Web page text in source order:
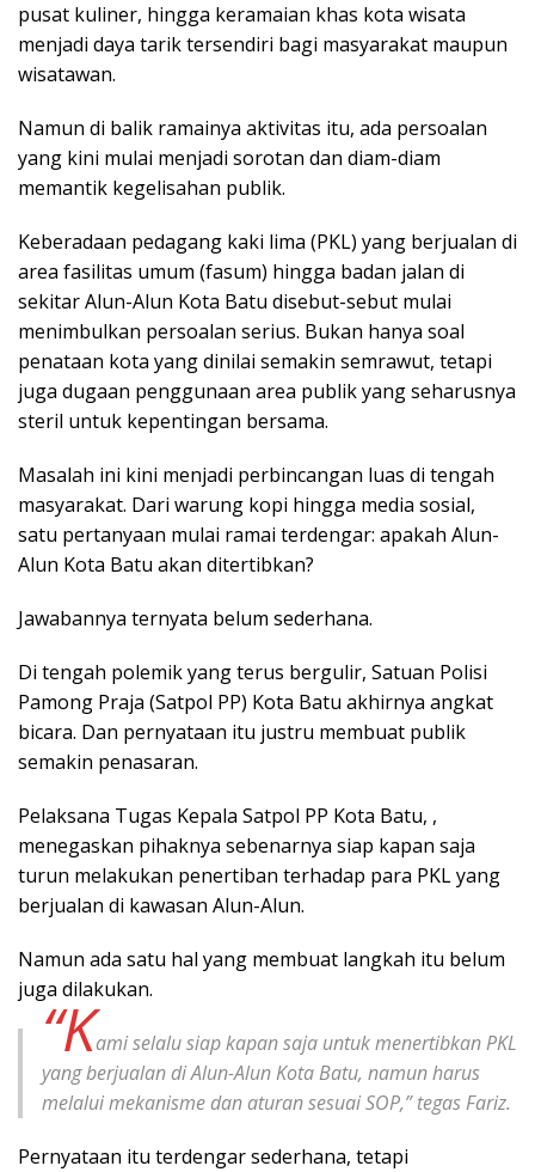
pusat kuliner, hingga keramaian khas kota wisata
menjadi daya tarik tersendiri bagi masyarakat maupun
wisatawan.
Namun di balik ramainya aktivitas itu, ada persoalan
yang kini mulai menjadi sorotan dan diam-diam
memantik kegelisahan publik.
Keberadaan pedagang kaki lima (PKL) yang berjualan di
area fasilitas umum (fasum) hingga badan jalan di
sekitar Alun-Alun Kota Batu disebut-sebut mulai
menimbulkan persoalan serius. Bukan hanya soal
penataan kota yang dinilai semakin semrawut, tetapi
juga dugaan penggunaan area publik yang seharusnya
steril untuk kepentingan bersama.
Masalah ini kini menjadi perbincangan luas di tengah
masyarakat. Dari warung kopi hingga media sosial,
satu pertanyaan mulai ramai terdengar: apakah Alun-
Alun Kota Batu akan ditertibkan?
Jawabannya ternyata belum sederhana.
Di tengah polemik yang terus bergulir, Satuan Polisi
Pamong Praja (Satpol PP) Kota Batu akhirnya angkat
bicara. Dan pernyataan itu justru membuat publik
semakin penasaran.
Pelaksana Tugas Kepala Satpol PP Kota Batu, ,
menegaskan pihaknya sebenarnya siap kapan saja
turun melakukan penertiban terhadap para PKL yang
berjualan di kawasan Alun-Alun.
Namun ada satu hal yang membuat langkah itu belum
juga dilakukan.
“Kami selalu siap kapan saja untuk menertibkan PKL
yang berjualan di Alun-Alun Kota Batu, namun harus
melalui mekanisme dan aturan sesuai SOP,” tegas Fariz.
Pernyataan itu terdengar sederhana, tetapi